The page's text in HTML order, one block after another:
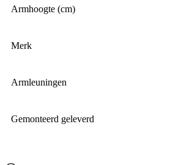
Armhoogte (cm)
Merk
Armleuningen
Gemonteerd geleverd